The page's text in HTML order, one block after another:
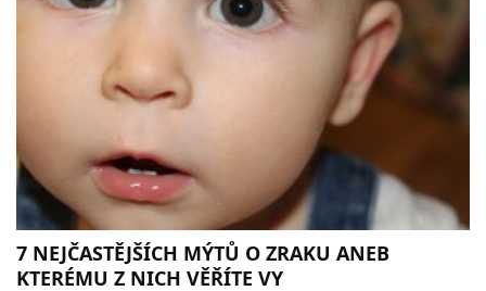
7 NEJČASTĚJŠÍCH MÝTŮ O ZRAKU ANEB
KTERÉMU Z NICH VĚŘÍTE VY